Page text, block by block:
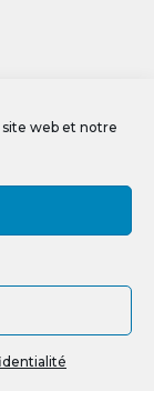
web et notre
0